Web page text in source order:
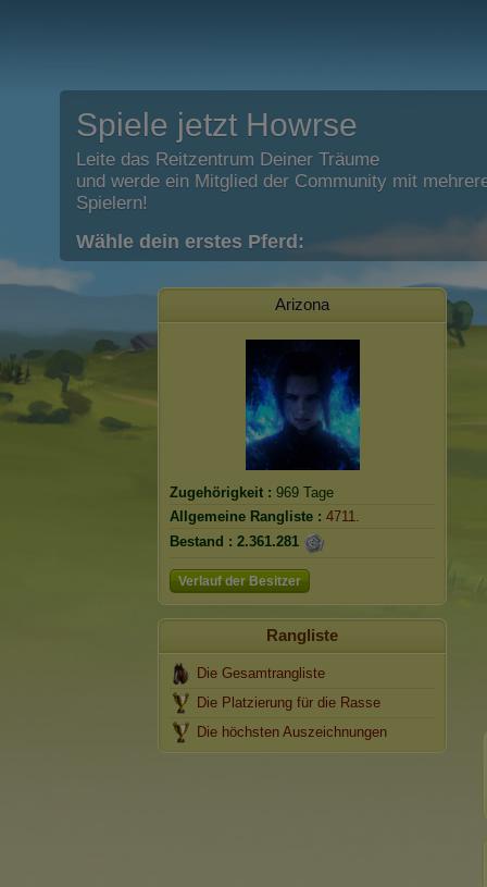
Spiele jetzt Howrse
Leite das Reitzentrum Deiner Träume
und werde ein Mitglied der Community mit
Spielern!
Wähle dein erstes Pferd:
Arizona
Zugehörigkeit : 969 Tage
Allgemeine Rangliste : 4711.
Bestand : 2.361.281
Verlauf der Besitzer
Rangliste
Die Gesamtrangliste
Die Platzierung für die Rasse
Die höchsten Auszeichnungen